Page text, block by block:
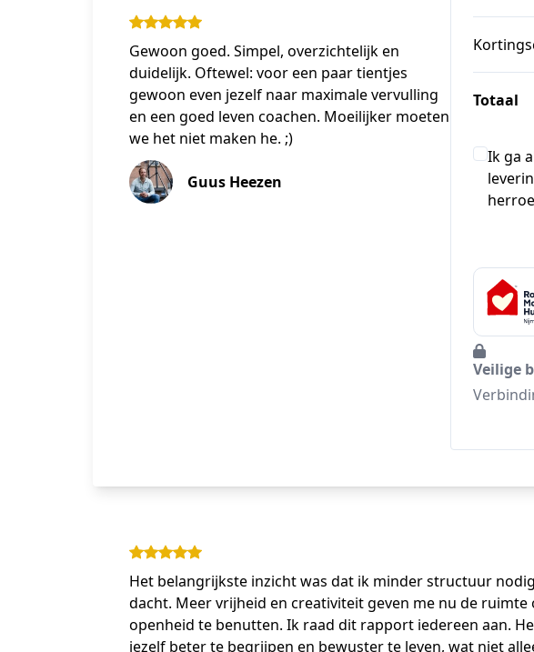
Gewoon goed. Simpel, overzichtelijk en
duidelijk. Oftewel: voor een paar tientjes
gewoon even jezelf naar maximale vervulling
en een goed leven coachen. Moeilijker moeten
we het niet maken he. ;)
Guus Heezen
Totaal
Ik ga
Veilige
Het belangrijkste inzicht was dat ik minder structuur
dacht. Meer vrijheid en creativiteit geven me nu de ruimte
openheid te benutten. Ik raad dit rapport iedereen aan.
jezelf beter te begrijpen en bewuster te leven, wat niet